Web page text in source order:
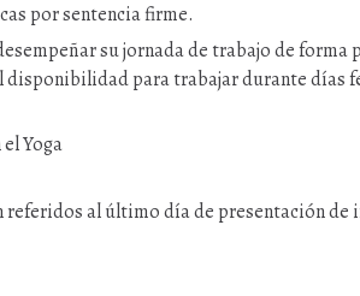
por sentencia firme.
su jornada de trabajo de forma
para trabajar durante días
Yoga
al último día de presentación de